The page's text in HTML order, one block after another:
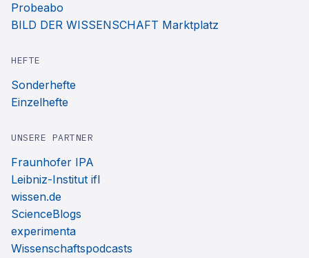
Probeabo
BILD DER WISSENSCHAFT Marktplatz
HEFTE
Sonderhefte
Einzelhefte
UNSERE PARTNER
Fraunhofer IPA
Leibniz-Institut ifl
wissen.de
ScienceBlogs
experimenta
Wissenschaftspodcasts